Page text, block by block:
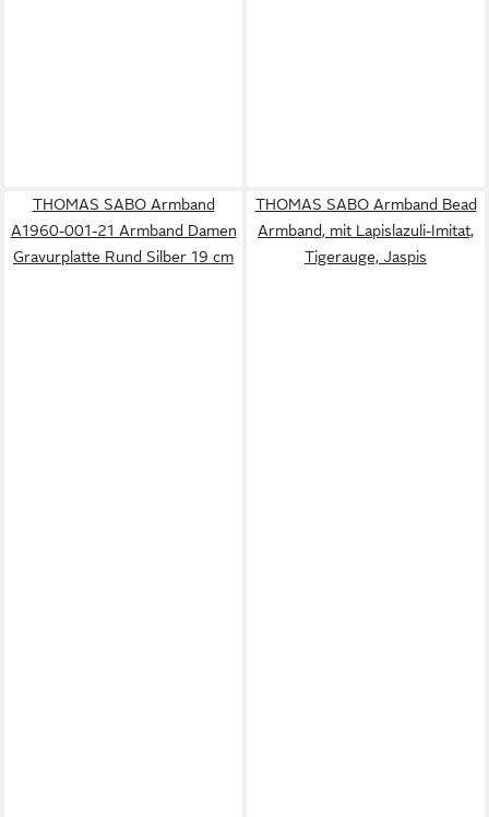
THOMAS SABO Armband
A1960-001-21 Armband Damen
Gravurplatte Rund Silber 19 cm
THOMAS SABO Armband Bead
Armband, mit Lapislazuli-Imitat,
Tigerauge, Jaspis